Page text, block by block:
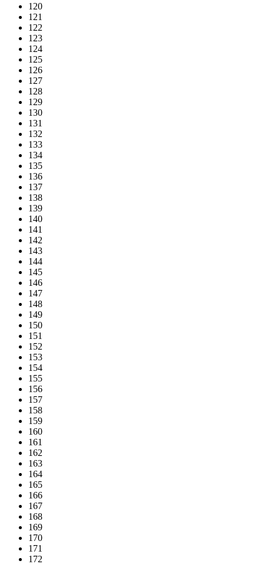
120
121
122
123
124
125
126
127
128
129
130
131
132
133
134
135
136
137
138
139
140
141
142
143
144
145
146
147
148
149
150
151
152
153
154
155
156
157
158
159
160
161
162
163
164
165
166
167
168
169
170
171
172